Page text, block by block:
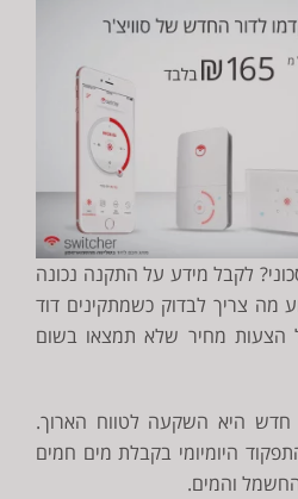
לקבל מידע על התקנה נכונה
מה צריך לבדוק כשמתקינים דוד
מחיר שלא תמצאו בשום
היא השקעה לטווח הארוך.
היומיומי בקבלת מים חמים
החשמל והמים.